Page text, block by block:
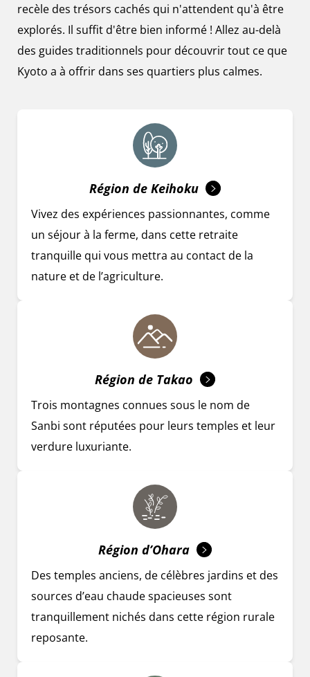
recèle des trésors cachés qui n'attendent qu'à être
explorés. Il suffit d'être bien informé ! Allez au-delà
des guides traditionnels pour découvrir tout ce que
Kyoto a à offrir dans ses quartiers plus calmes.
Région de Keihoku
Vivez des expériences passionnantes, comme
un séjour à la ferme, dans cette retraite
tranquille qui vous mettra au contact de la
nature et de l’agriculture.
Région de Takao
Trois montagnes connues sous le nom de
Sanbi sont réputées pour leurs temples et leur
verdure luxuriante.
Région d’Ohara
Des temples anciens, de célèbres jardins et des
sources d’eau chaude spacieuses sont
tranquillement nichés dans cette région rurale
reposante.